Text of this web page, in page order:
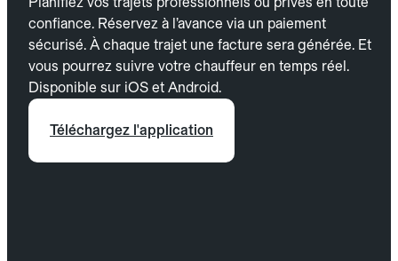
confiance. Réservez à l’avance via un paiement
sécurisé. À chaque trajet une facture sera générée. Et
vous pourrez suivre votre chauffeur en temps réel.
Disponible sur iOS et Android.
Téléchargez l'application